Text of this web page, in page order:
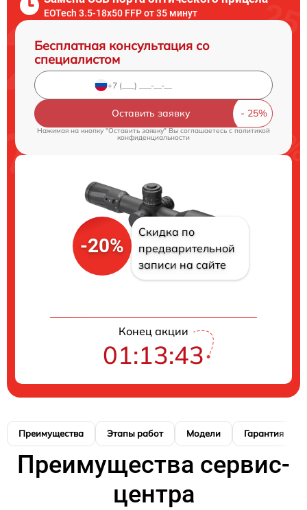
EOTech 3.5-18x50 FFP от 35 минут
Бесплатная консультация со
специалистом
Оставить заявку
Нажимая на кнопку "Оставить заявку" Вы соглашаетесь cполитикой
конфиденциальности
-20%
Скидка по
предварительной
записи на сайте
Конец акции
01:13:42
Преимущества Этапы работ Модели Гарантия
Преимущества сервис-
центра